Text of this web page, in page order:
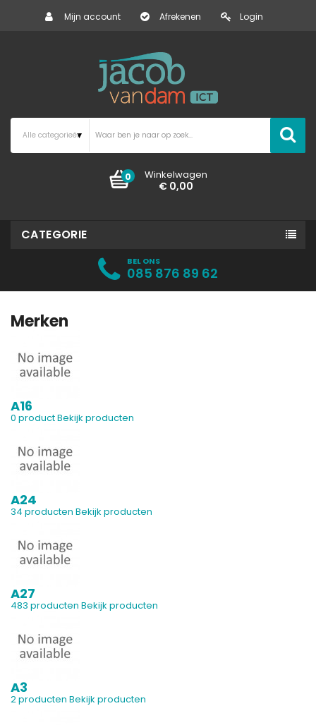
Mijn account Afrekenen Login
Winkelwagen
0
€ 0,00
CATEGORIE
BEL ONS
085 876 89 62
Merken
A16
0 productBekijk producten
A24
34 producten Bekijk producten
A27
483 producten Bekijk producten
A3
2 producten Bekijk producten